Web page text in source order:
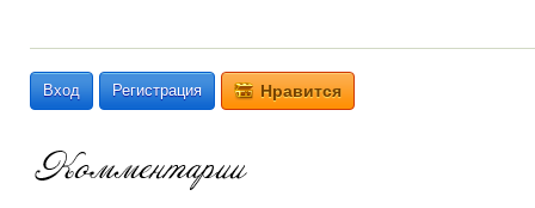
Вход Регистрация Нравится